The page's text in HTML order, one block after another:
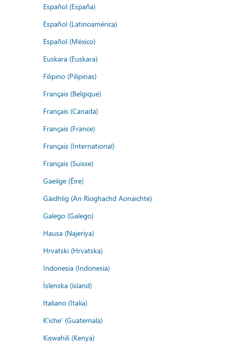
Español (España)
Español (Latinoamérica)
Español (México)
Euskara (Euskara)
Filipino (Pilipinas)
Français (Belgique)
Français (Canada)
Français (France)
Français (International)
Français (Suisse)
Gaeilge (Éire)
Gàidhlig (An Rìoghachd Aonaichte)
Galego (Galego)
Hausa (Najeriya)
Hrvatski (Hrvatska)
Indonesia (Indonesia)
Íslenska (ísland)
Italiano (Italia)
K'iche' (Guatemala)
Kiswahili (Kenya)